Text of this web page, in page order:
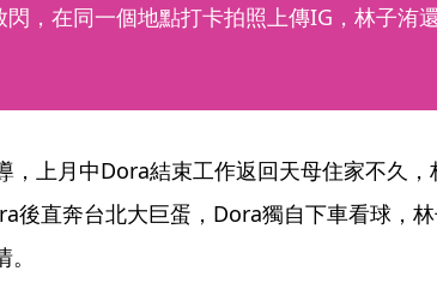
，在同一個地點打卡拍照上傳IG，林子洧
，上月中Dora結束工作返回天母住家不久，
後直奔台北大巨蛋，Dora獨自下車看球，